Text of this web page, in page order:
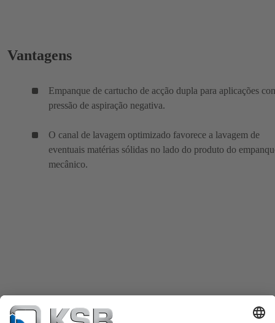
Vantagens
Empanque de cartucho de acção dupla para aplicações
pressão de aspiração negativa.
O canal de lavagem optimizado favorece a lavagem de
eventuais matérias sólidas no lado do produto do
mecânico.